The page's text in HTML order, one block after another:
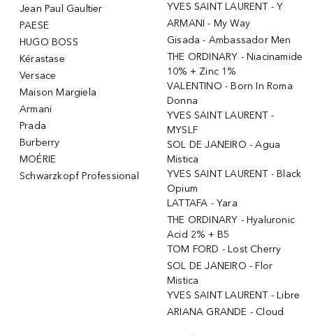
Jean Paul Gaultier
PAESE
HUGO BOSS
Kérastase
Versace
Maison Margiela
Armani
Prada
Burberry
MOÉRIE
Schwarzkopf Professional
YVES SAINT LAURENT - Y
ARMANI - My Way
Gisada - Ambassador Men
THE ORDINARY - Niacinamide
10% + Zinc 1%
VALENTINO - Born In Roma
Donna
YVES SAINT LAURENT -
MYSLF
SOL DE JANEIRO - Agua
Mistica
YVES SAINT LAURENT - Black
Opium
LATTAFA - Yara
THE ORDINARY - Hyaluronic
Acid 2% + B5
TOM FORD - Lost Cherry
SOL DE JANEIRO - Flor
Mistica
YVES SAINT LAURENT - Libre
ARIANA GRANDE - Cloud